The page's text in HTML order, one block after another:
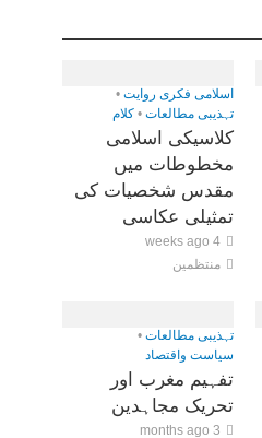
اسلامی فکری روایت •
تہذیبی مطالعات • کلام
کلاسیکی اسلامی
مخطوطات میں
مقدس شخصیات کی
تمثیلی عکاسی
4 weeks ago
منتظمین
تہذیبی مطالعات •
سیاست واقتصاد
تفہیم مغرب اور
تحریک مجاہدین
3 months ago